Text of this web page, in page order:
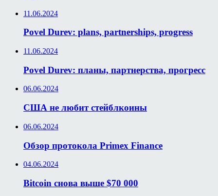
11.06.2024
Povel Durev: plans, partnerships, progress
11.06.2024
Povel Durev: планы, партнерства, прогресс
06.06.2024
США не любит стейблкоины
06.06.2024
Обзор протокола Primex Finance
04.06.2024
Bitcoin снова выше $70 000